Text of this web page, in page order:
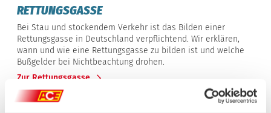
RETTUNGSGASSE
Bei Stau und stockendem Verkehr ist das Bilden einer
Rettungsgasse in Deutschland verpflichtend. Wir erklären,
wann und wie eine Rettungsgasse zu bilden ist und welche
Bußgelder bei Nichtbeachtung drohen.
Zur Rettungsgasse